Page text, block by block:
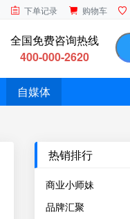
下单记录 购物车
全国免费咨询热线
400-000-2620
自媒体
热销排行
商业小师妹
品牌汇聚